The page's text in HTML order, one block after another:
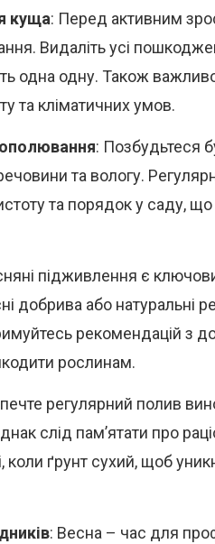
куща: Перед активним
Видаліть усі
одна одну. Також
та кліматичних умов.
: Позбудьтеся
та вологу.
та порядок у саду,
підживлення є
добрива або натуральні
рекомендацій з
рослинам.
регулярний полив
слід пам’ятати про
ґрунт сухий, щоб
: Весна – час для